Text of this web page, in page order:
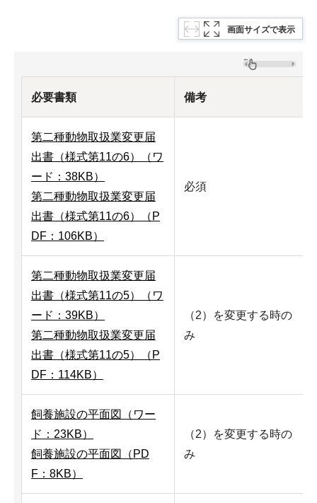
画面サイズで表示
必要書類 備考
第二種動物取扱業変更届
出書（様式第11の6）（ワ
ード：38KB）
第二種動物取扱業変更届
出書（様式第11の6）（P
DF：106KB）
必須
第二種動物取扱業変更届
出書（様式第11の5）（ワ
ード：39KB）
第二種動物取扱業変更届
出書（様式第11の5）（P
DF：114KB）
（2）を変更する時の
み
飼養施設の平面図（ワー
ド：23KB）
飼養施設の平面図（PD
F：8KB）
（2）を変更する時の
み